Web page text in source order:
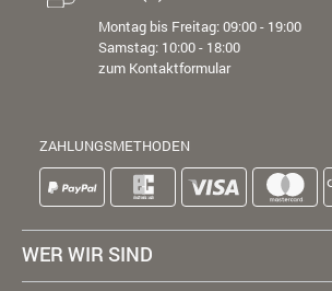
Montag bis Freitag: 09:00 - 19:00
Samstag: 10:00 - 18:00
zum Kontaktformular
ZAHLUNGSMETHODEN
WER WIR SIND